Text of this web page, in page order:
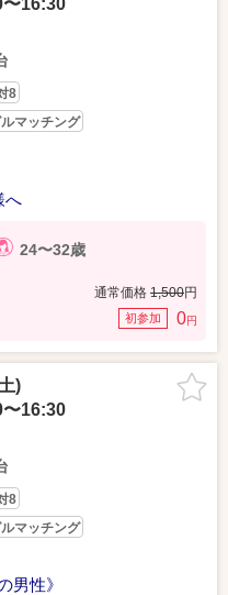
〜16:30
8
マッチング
へ
24〜32歳
通常価格 1,500円
初参加 0円
)
〜16:30
8
マッチング
男性》